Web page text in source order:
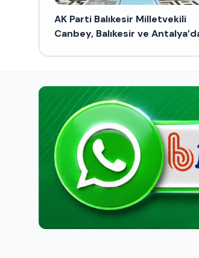
AK Parti Balıkesir Milletvekili
Canbey, Balıkesir ve